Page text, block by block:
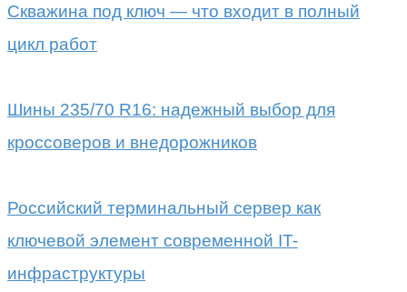
Скважина под ключ — что входит в полный
цикл работ
Шины 235/70 R16: надежный выбор для
кроссоверов и внедорожников
Российский терминальный сервер как
ключевой элемент современной IT-
инфраструктуры